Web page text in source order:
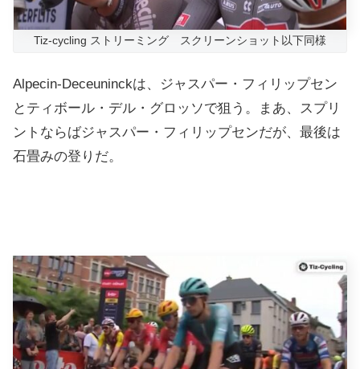
Tiz-cycling ストリーミング スクリーンショット以下同様
Alpecin-Deceuninckは、ジャスパー・フィリップセン
とティボール・デル・グロッソで狙う。まあ、スプリ
ントならばジャスパー・フィリップセンだが、最後は
石畳みの登りだ。